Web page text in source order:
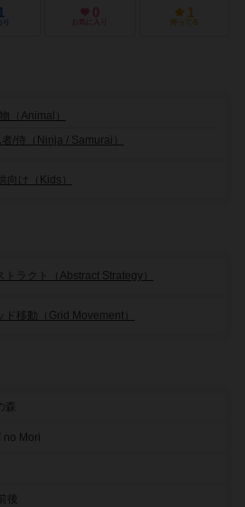
0
お気に入り
1
持ってる
物（Animal）
者/侍（Ninja / Samurai）
向け（Kids）
トラクト（Abstract Strategy）
ド移動（Grid Movement）
森
no Mori
後